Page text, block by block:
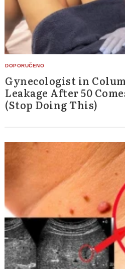
Gynecologist in
Leakage After 50
(Stop Doing This)